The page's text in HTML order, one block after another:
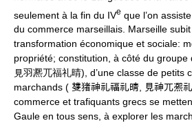
seulement à la fin du IVe que l’on
du commerce marseillais. Marseille
transformation économique et sociale:
propriété; constitution, à côté du
見羽凞兀福礼晴), d’une classe de petits
marchands ( 﨎猪神礼福礼晴, 見神兀凞
commerce et trafiquants grecs se
Gaule en tous sens, à explorer les